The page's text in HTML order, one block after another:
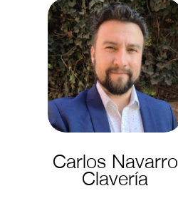
Carlos Navarro
Clavería